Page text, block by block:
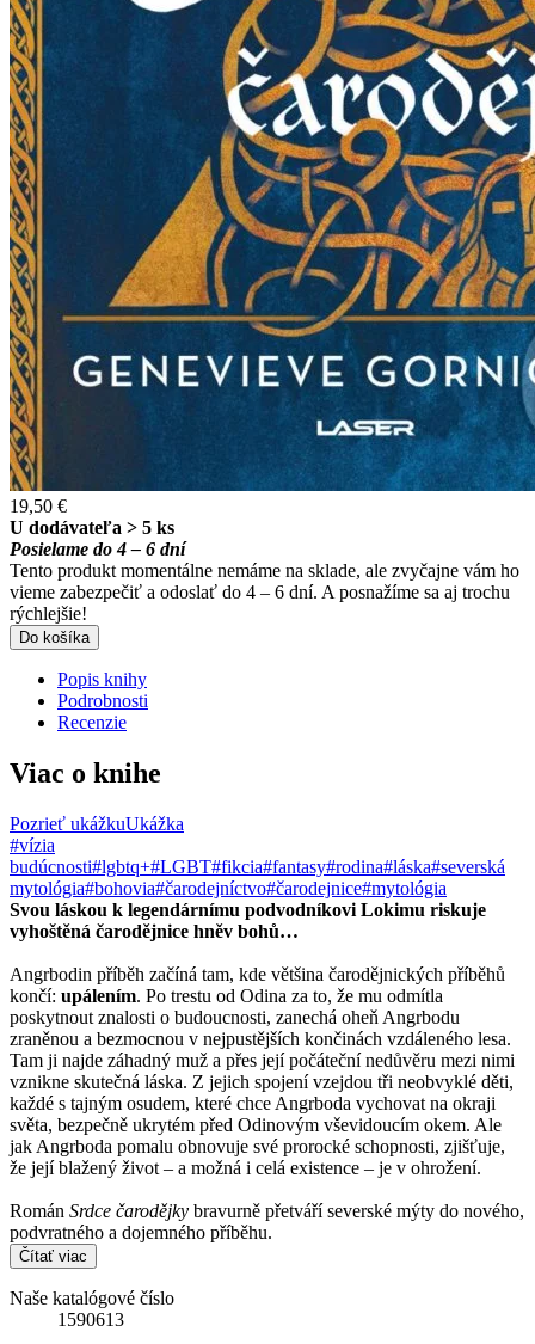
19,50 €
U dodávateľa > 5 ks
Posielame do 4 – 6 dní
Tento produkt momentálne nemáme na sklade, ale zvyčajne vám ho
vieme zabezpečiť a odoslať do 4 – 6 dní. A posnažíme sa aj trochu
rýchlejšie!
Do košíka
Popis knihy
Podrobnosti
Recenzie
Viac o knihe
Pozrieť ukážkuUkážka
#vízia
budúcnosti#lgbtq+#LGBT#fikcia#fantasy#rodina#láska#severská
mytológia#bohovia#čarodejníctvo#čarodejnice#mytológia
Svou láskou k legendárnímu podvodníkovi Lokimu riskuje
vyhoštěná čarodějnice hněv bohů…
Angrbodin příběh začíná tam, kde většina čarodějnických příběhů
končí: upálením. Po trestu od Odina za to, že mu odmítla
poskytnout znalosti o budoucnosti, zanechá oheň Angrbodu
zraněnou a bezmocnou v nejpustějších končinách vzdáleného lesa.
Tam ji najde záhadný muž a přes její počáteční nedůvěru mezi nimi
vznikne skutečná láska. Z jejich spojení vzejdou tři neobvyklé děti,
každé s tajným osudem, které chce Angrboda vychovat na okraji
světa, bezpečně ukrytém před Odinovým vševidoucím okem. Ale
jak Angrboda pomalu obnovuje své prorocké schopnosti, zjišťuje,
že její blažený život – a možná i celá existence – je v ohrožení.
Román Srdce čarodějky bravurně přetváří severské mýty do nového,
podvratného a dojemného příběhu.
Čítať viac
Naše katalógové číslo
1590613